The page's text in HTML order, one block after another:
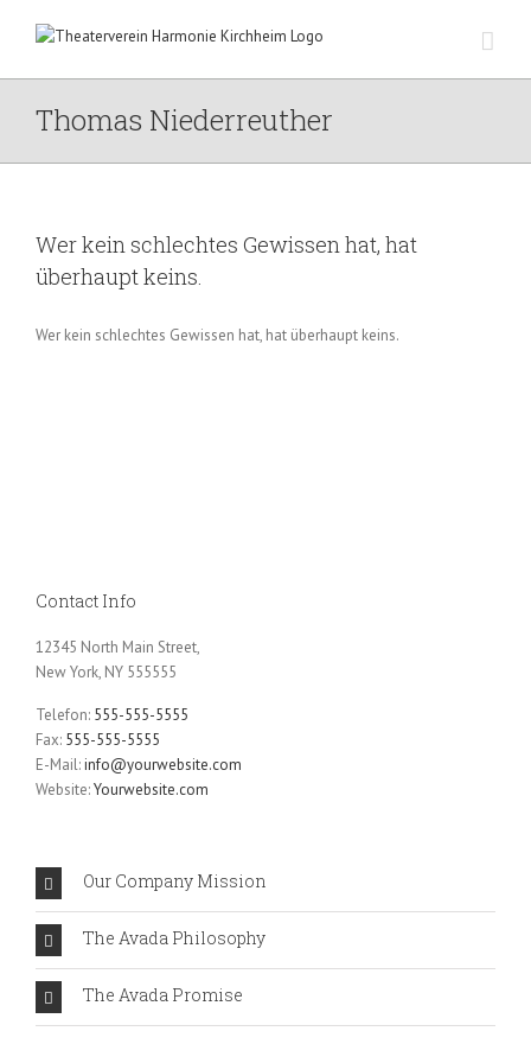
Thomas Niederreuther
Wer kein schlechtes Gewissen hat, hat
überhaupt keins.
Wer kein schlechtes Gewissen hat, hat überhaupt keins.
Contact Info
12345 North Main Street,
New York, NY 555555
Telefon: 555-555-5555
Fax: 555-555-5555
E-Mail:info@yourwebsite.com
Website:Yourwebsite.com
Our Company Mission
The Avada Philosophy
The Avada Promise